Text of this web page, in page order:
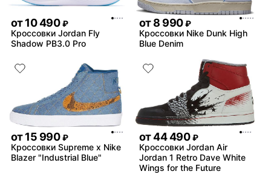
от10 490 ₽
Кроссовки Jordan Fly
Shadow PB3.0 Pro
от8 990 ₽
Кроссовки Nike Dunk High
Blue Denim
от15 990 ₽
Кроссовки Supreme x Nike
Blazer "Industrial Blue"
от44 490 ₽
Кроссовки Jordan Air
Jordan 1 Retro Dave White
Wings for the Future